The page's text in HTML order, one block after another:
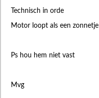
Technisch in orde
Motor loopt als een zonnetje
Ps hou hem niet vast
Mvg